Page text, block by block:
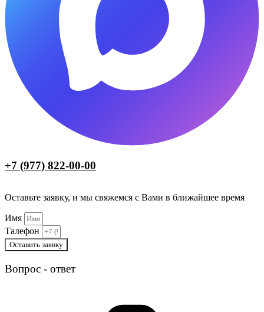
+7 (977) 822-00-00
Оставьте заявку, и мы свяжемся с Вами в ближайшее время
Имя
Талефон
Оставить заявку
Вопрос - ответ